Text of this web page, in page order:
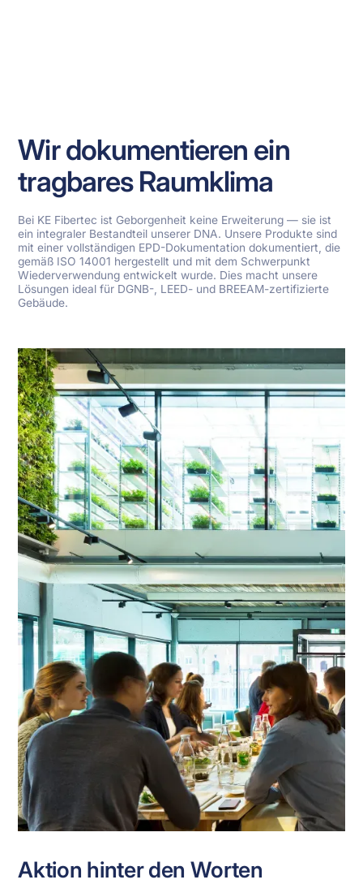
Wir dokumentieren ein
tragbares Raumklima
Bei KE Fibertec ist Geborgenheit keine Erweiterung — sie ist
ein integraler Bestandteil unserer DNA. Unsere Produkte sind
mit einer vollständigen EPD-Dokumentation dokumentiert, die
gemäß ISO 14001 hergestellt und mit dem Schwerpunkt
Wiederverwendung entwickelt wurde. Dies macht unsere
Lösungen ideal für DGNB-, LEED- und BREEAM-zertifizierte
Gebäude.
Aktion hinter den Worten